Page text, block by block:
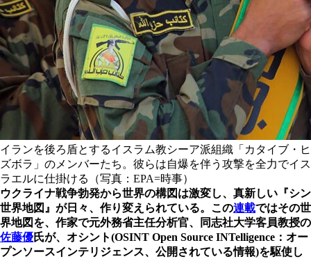
イランを後ろ盾とするイスラム教シーア派組織「カタイブ・ヒ
ズボラ」のメンバーたち。彼らは自爆を伴う攻撃を全力でイス
ラエルに仕掛ける（写真：EPA=時事）
ウクライナ戦争勃発から世界の構図は激変し、真新しい『シン
世界地図』が日々、作り変えられている。この連載ではその世
界地図を、作家で元外務省主任分析官、同志社大学客員教授の
佐藤優氏が、オシント(OSINT Open Source INTelligence：オー
プンソースインテリジェンス、公開されている情報)を駆使し